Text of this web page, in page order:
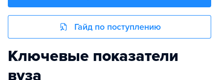
Гайд по поступлению
Ключевые показатели
вуза